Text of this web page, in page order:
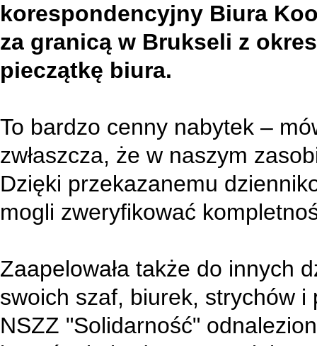
korespondencyjny Biura
za granicą w Brukseli z
pieczątkę biura.
To bardzo cenny nabytek –
zwłaszcza, że w naszym
Dzięki przekazanemu
mogli zweryfikować
Zaapelowała także do innych
swoich szaf, biurek, strychów
NSZZ "Solidarność"